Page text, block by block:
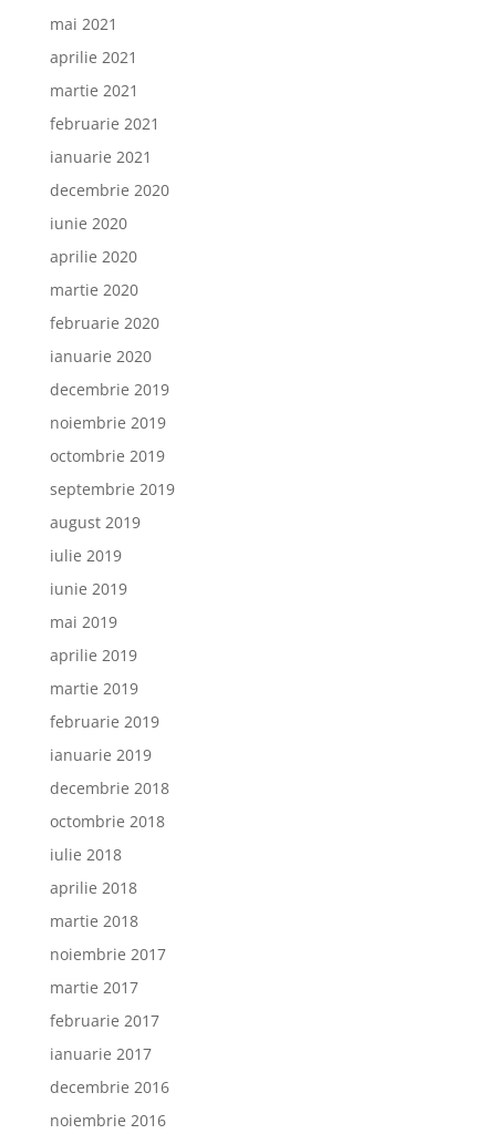
mai 2021
aprilie 2021
martie 2021
februarie 2021
ianuarie 2021
decembrie 2020
iunie 2020
aprilie 2020
martie 2020
februarie 2020
ianuarie 2020
decembrie 2019
noiembrie 2019
octombrie 2019
septembrie 2019
august 2019
iulie 2019
iunie 2019
mai 2019
aprilie 2019
martie 2019
februarie 2019
ianuarie 2019
decembrie 2018
octombrie 2018
iulie 2018
aprilie 2018
martie 2018
noiembrie 2017
martie 2017
februarie 2017
ianuarie 2017
decembrie 2016
noiembrie 2016